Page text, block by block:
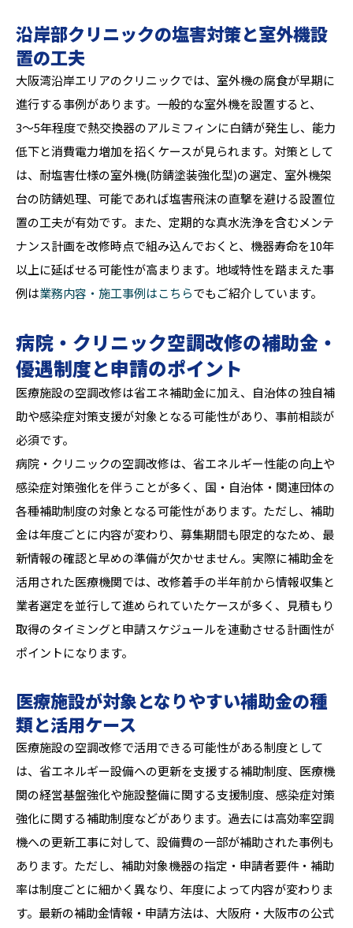
沿岸部クリニックの塩害対策と室外機設
置の工夫
大阪湾沿岸エリアのクリニックでは、室外機の腐食が早期に
進行する事例があります。一般的な室外機を設置すると、
3〜5年程度で熱交換器のアルミフィンに白錆が発生し、能力
低下と消費電力増加を招くケースが見られます。対策として
は、耐塩害仕様の室外機(防錆塗装強化型)の選定、室外機架
台の防錆処理、可能であれば塩害飛沫の直撃を避ける設置位
置の工夫が有効です。また、定期的な真水洗浄を含むメンテ
ナンス計画を改修時点で組み込んでおくと、機器寿命を10年
以上に延ばせる可能性が高まります。地域特性を踏まえた事
例は業務内容・施工事例はこちらでもご紹介しています。
病院・クリニック空調改修の補助金・
優遇制度と申請のポイント
医療施設の空調改修は省エネ補助金に加え、自治体の独自補
助や感染症対策支援が対象となる可能性があり、事前相談が
必須です。
病院・クリニックの空調改修は、省エネルギー性能の向上や
感染症対策強化を伴うことが多く、国・自治体・関連団体の
各種補助制度の対象となる可能性があります。ただし、補助
金は年度ごとに内容が変わり、募集期間も限定的なため、最
新情報の確認と早めの準備が欠かせません。実際に補助金を
活用された医療機関では、改修着手の半年前から情報収集と
業者選定を並行して進められていたケースが多く、見積もり
取得のタイミングと申請スケジュールを連動させる計画性が
ポイントになります。
医療施設が対象となりやすい補助金の種
類と活用ケース
医療施設の空調改修で活用できる可能性がある制度として
は、省エネルギー設備への更新を支援する補助制度、医療機
関の経営基盤強化や施設整備に関する支援制度、感染症対策
強化に関する補助制度などがあります。過去には高効率空調
機への更新工事に対して、設備費の一部が補助された事例も
あります。ただし、補助対象機器の指定・申請者要件・補助
率は制度ごとに細かく異なり、年度によって内容が変わりま
す。最新の補助金情報・申請方法は、大阪府・大阪市の公式